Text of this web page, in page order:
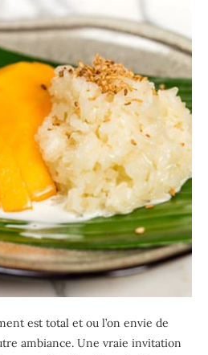
est total et ou l’on envie de
ambiance. Une vraie invitation